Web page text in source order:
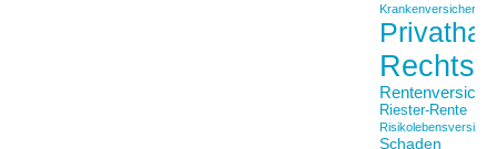
Krankenversicherung
Riester-Rente
Schaden